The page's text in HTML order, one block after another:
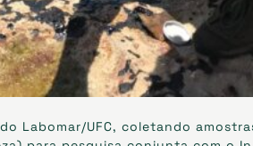
Labomar/UFC, coletando